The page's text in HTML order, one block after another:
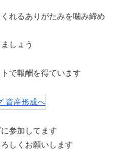
れるありがたみを噛み締め
しょう
で報酬を得ています
参加してます
しくお願いします